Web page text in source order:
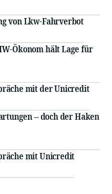
von Lkw-Fahrverbot
Ökonom hält Lage für
mit der Unicredit
– doch der Haken
mit Unicredit